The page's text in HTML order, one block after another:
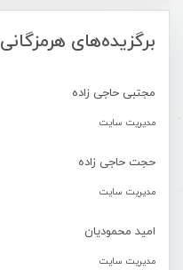
برگزیده‌های هرمزگانی
مجتبی حاجی زاده
مدیریت سایت
حجت حاجی زاده
مدیریت سایت
امید محمودیان
مدیریت سایت